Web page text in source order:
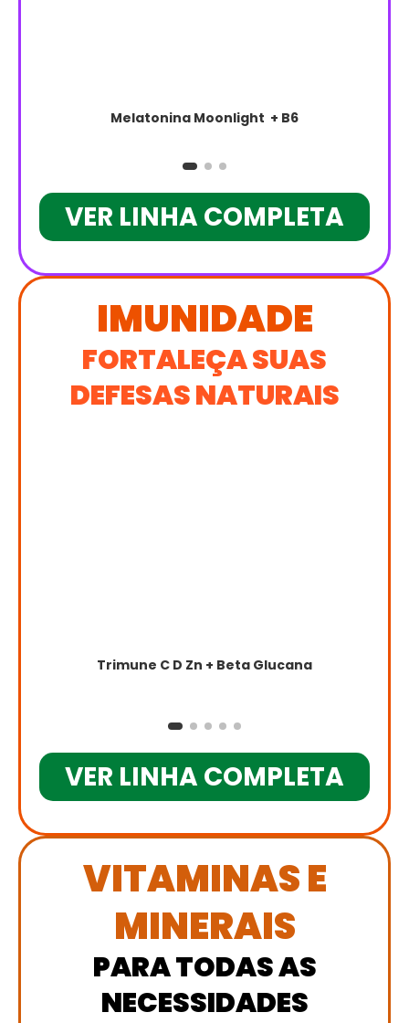
Melatonina Moonlight + B6
VER LINHA COMPLETA
IMUNIDADE
FORTALEÇA SUAS
DEFESAS NATURAIS
Trimune C D Zn + Beta Glucana
VER LINHA COMPLETA
VITAMINAS E
MINERAIS
PARA TODAS AS
NECESSIDADES